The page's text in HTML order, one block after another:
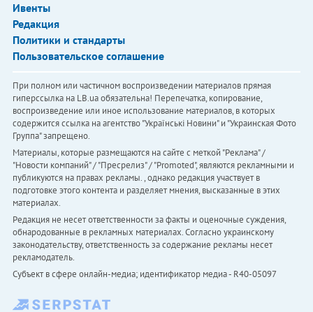
Ивенты
Редакция
Политики и стандарты
Пользовательское соглашение
При полном или частичном воспроизведении материалов прямая
гиперссылка на LB.ua обязательна! Перепечатка, копирование,
воспроизведение или иное использование материалов, в которых
содержится ссылка на агентство "Українськi Новини" и "Украинская Фото
Группа" запрещено.
Материалы, которые размещаются на сайте с меткой "Реклама" /
"Новости компаний" / "Пресрелиз" / "Promoted", являются рекламными и
публикуются на правах рекламы. , однако редакция участвует в
подготовке этого контента и разделяет мнения, высказанные в этих
материалах.
Редакция не несет ответственности за факты и оценочные суждения,
обнародованные в рекламных материалах. Согласно украинскому
законодательству, ответственность за содержание рекламы несет
рекламодатель.
Субъект в сфере онлайн-медиа; идентификатор медиа - R40-05097